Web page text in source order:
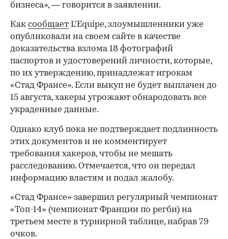
бизнеса», — говорится в заявлении.
Как сообщает L'Equipe, злоумышленники уже
опубликовали на своем сайте в качестве
доказательства взлома 18 фотографий
паспортов и удостоверений личности, которые,
по их утверждению, принадлежат игрокам
«Стад Франсе». Если выкуп не будет выплачен до
15 августа, хакеры угрожают обнародовать все
украденные данные.
/ 00:00
Однако клуб пока не подтверждает подлинность
этих документов и не комментирует
требования хакеров, чтобы не мешать
расследованию. Отмечается, что он передал
информацию властям и подал жалобу.
«Стад Франсе» завершил регулярный чемпионат
«Топ-14» (чемпионат Франции по регби) на
третьем месте в турнирной таблице, набрав 79
очков.